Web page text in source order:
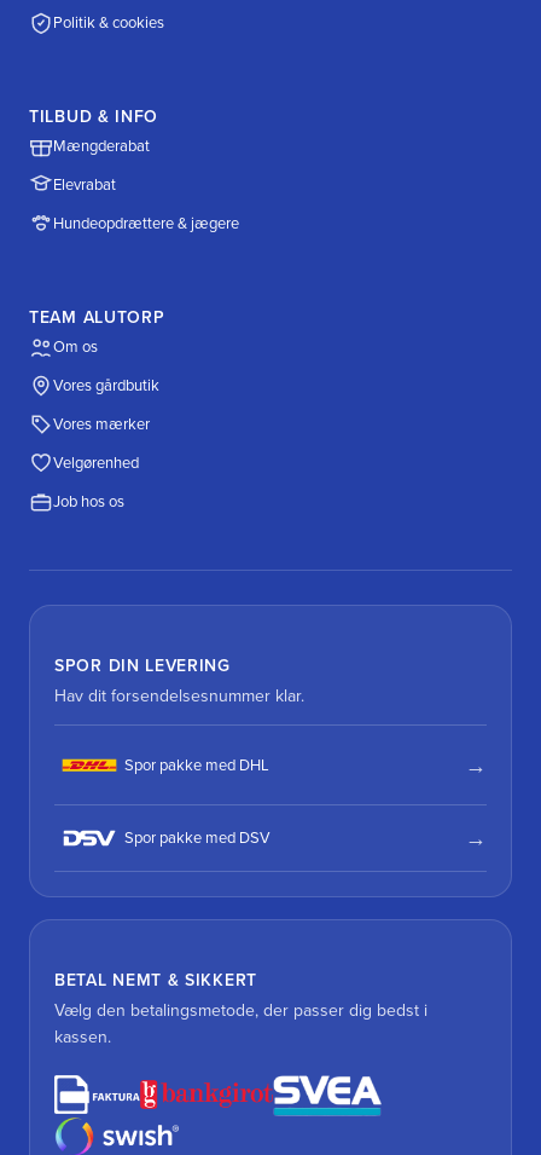
Politik & cookies
TILBUD & INFO
Mængderabat
Elevrabat
Hundeopdrættere & jægere
TEAM ALUTORP
Om os
Vores gårdbutik
Vores mærker
Velgørenhed
Job hos os
SPOR DIN LEVERING
Hav dit forsendelsesnummer klar.
Spor pakke med DHL
Spor pakke med DSV
BETAL NEMT & SIKKERT
Vælg den betalingsmetode, der passer dig bedst i
kassen.